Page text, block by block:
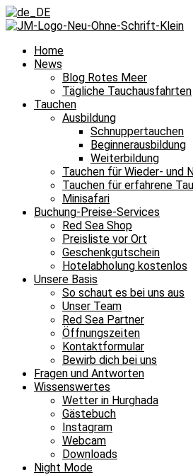
Home
News
Blog Rotes Meer
Tägliche Tauchausfahrten
Tauchen
Ausbildung
Schnuppertauchen
Beginnerausbildung
Weiterbildung
Tauchen für Wieder- und
Tauchen für erfahrene
Minisafari
Buchung-Preise-Services
Red Sea Shop
Preisliste vor Ort
Geschenkgutschein
Hotelabholung kostenlos
Unsere Basis
So schaut es bei uns aus
Unser Team
Red Sea Partner
Öffnungszeiten
Kontaktformular
Bewirb dich bei uns
Fragen und Antworten
Wissenswertes
Wetter in Hurghada
Gästebuch
Instagram
Webcam
Downloads
Night Mode